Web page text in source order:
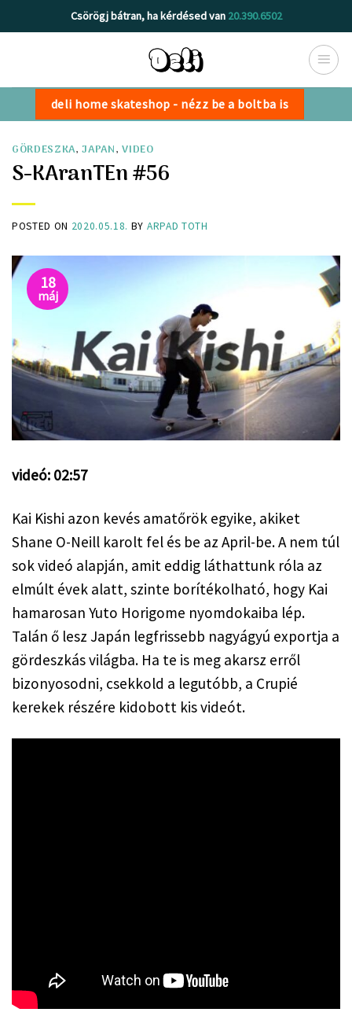
to
Csörögj bátran, ha kérdésed van 20.390.6502
deli home skateshop - nézz be a boltba is
GÖRDESZKA,JAPAN,VIDEO
S-KAranTEn #56
POSTED ON 2020.05.18. BY ARPAD TOTH
18
máj
videó: 02:57
Kai Kishi azon kevés amatőrök egyike, akiket
Shane O-Neill karolt fel és be az April-be. A nem túl
sok videó alapján, amit eddig láthattunk róla az
elmúlt évek alatt, szinte borítékolható, hogy Kai
hamarosan Yuto Horigome nyomdokaiba lép.
Talán ő lesz Japán legfrissebb nagyágyú exportja a
gördeszkás világba. Ha te is meg akarsz erről
bizonyosodni, csekkold a legutóbb, a Crupié
kerekek részére kidobott kis videót.